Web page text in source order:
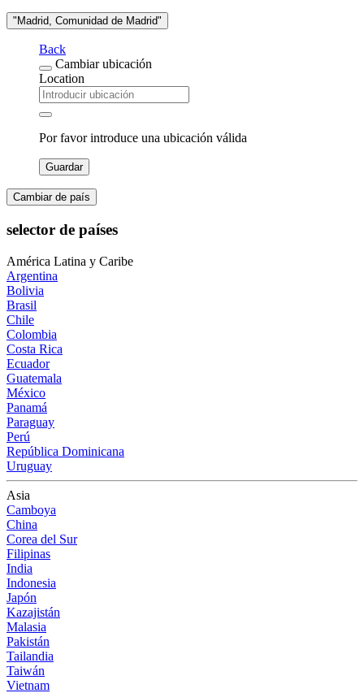
"Madrid, Comunidad de Madrid"
Back
Cambiar ubicación
Location
Por favor introduce una ubicación válida
Guardar
Cambiar de país
selector de países
América Latina y Caribe
Argentina
Bolivia
Brasil
Chile
Colombia
Costa Rica
Ecuador
Guatemala
México
Panamá
Paraguay
Perú
República Dominicana
Uruguay
Asia
Camboya
China
Corea del Sur
Filipinas
India
Indonesia
Japón
Kazajistán
Malasia
Pakistán
Tailandia
Taiwán
Vietnam